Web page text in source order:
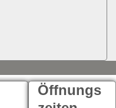
Öffnungs